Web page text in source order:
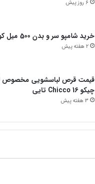
6 روز پیش
خرید شامپو سر و بدن 500 میل کودک موستلا
2 هفته پیش
قیمت قرص لباسشویی مخصوص
چیکو Chicco 16 تایی
3 هفته پیش